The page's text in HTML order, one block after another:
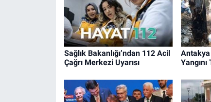
Sağlık Bakanlığı’ndan 112 Acil
Çağrı Merkezi Uyarısı